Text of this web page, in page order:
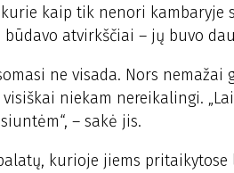
kaip tik nenori kambaryje
atvirkščiai – jų buvo
ne visada. Nors
niekam nereikalingi.
– sakė jis.
kurioje jiems